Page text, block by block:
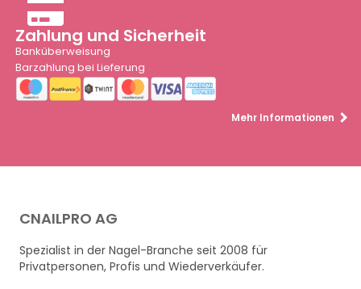
Zahlung und Sicherheit
Banküberweisung
Barzahlung bei Lieferung
Mehr Informationen
CNAILPRO AG
Spezialist in der Nagel-Branche seit 2008 für
Privatpersonen, Profis und Wiederverkäufer.